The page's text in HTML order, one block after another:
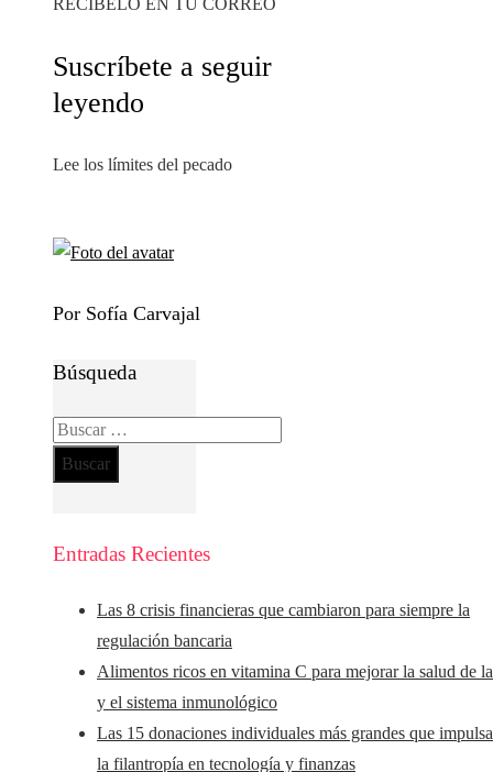
RECÍBELO EN TU CORREO
Suscríbete a seguir
leyendo
Lee los límites del pecado
Por Sofía Carvajal
Búsqueda
Buscar:
Entradas Recientes
Las 8 crisis financieras que cambiaron para siempre la
regulación bancaria
Alimentos ricos en vitamina C para mejorar la salud de
y el sistema inmunológico
Las 15 donaciones individuales más grandes que
la filantropía en tecnología y finanzas